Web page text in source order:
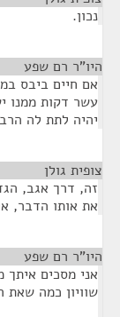
נכון.
היו"ר רם שפע
אם חיים ביבס
עשר דקות ממנו
יהיה לתת לה
צופית גולן
זה, דרך אגב,
את אותו הדבר,
היו"ר רם שפע
אני מסכים איתך
שוויון כמה שאת